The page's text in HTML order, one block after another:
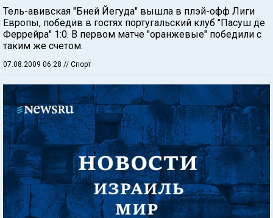
Тель-авивская "Бней Йегуда" вышла в плэй-офф Лиги
Европы, победив в гостях португальский клуб "Пасуш де
Феррейра" 1:0. В первом матче "оранжевые" победили с
таким же счетом.
07.08.2009 06:28 // Спорт